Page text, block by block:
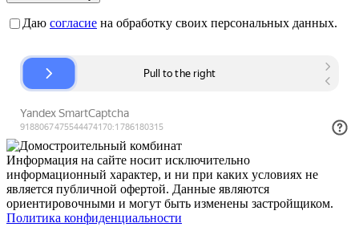
Даю согласие на обработку своих персональных данных.
Информация на сайте носит исключительно
информационный характер, и ни при каких условиях не
является публичной офертой. Данные являются
ориентировочными и могут быть изменены застройщиком.
Политика конфиденциальности